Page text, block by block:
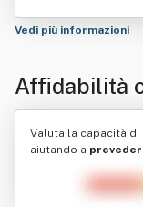
Vedi più informazioni
Affidabilità
Valuta la capacità di
aiutando a